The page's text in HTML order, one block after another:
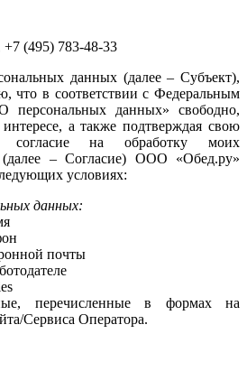
+7 (495) 783-48-33
данных (далее – Субъект),
что в соответствии с Федеральным
данных» свободно,
а также подтверждая свою
согласие на обработку моих
– Согласие) ООО «Обед.ру»
условиях:
данных:
почты
перечисленные в формах на
Сервиса Оператора.